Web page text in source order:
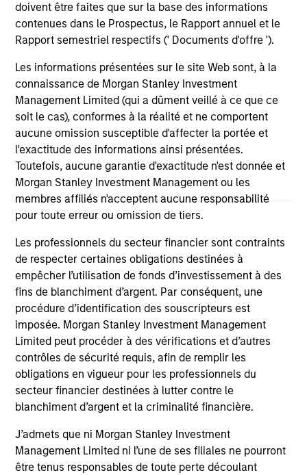
doivent être faites que sur la base des informations
contenues dans le Prospectus, le Rapport annuel et le
Rapport semestriel respectifs (' Documents d'offre ').
Les informations présentées sur le site Web sont, à la
connaissance de Morgan Stanley Investment
Management Limited (qui a dûment veillé à ce que ce
soit le cas), conformes à la réalité et ne comportent
aucune omission susceptible d'affecter la portée et
l'exactitude des informations ainsi présentées.
Toutefois, aucune garantie d'exactitude n'est donnée et
Morgan Stanley Investment Management ou les
membres affiliés n'acceptent aucune responsabilité
pour toute erreur ou omission de tiers.
Les professionnels du secteur financier sont contraints
de respecter certaines obligations destinées à
empêcher l’utilisation de fonds d’investissement à des
fins de blanchiment d’argent. Par conséquent, une
procédure d’identification des souscripteurs est
imposée. Morgan Stanley Investment Management
Limited peut procéder à des vérifications et d’autres
contrôles de sécurité requis, afin de remplir les
obligations en vigueur pour les professionnels du
secteur financier destinées à lutter contre le
blanchiment d’argent et la criminalité financière.
J’admets que ni Morgan Stanley Investment
Management Limited ni l’une de ses filiales ne pourront
être tenus responsables de toute perte découlant
ALTS IN FOCUS
Hedge Funds 2026 Midyear Outlook
As markets grow more complex and the
dispersion of outcomes increases, we believe
hedge funds will continue to play a valuable
role in investor portfolios through 2026,
offering the potential to enhance returns,
reduce volatility, and provide diversification
regardless of the market’s ultimate direction.
16-JUL-2026
May not represent all Team Members.
The information on this page is for informational
purposes only. The information contained herein does
not constitute and should not be construed as an
offering of advisory services or an offer to sell or a
solicitation of an offer to buy any securities in any
jurisdiction in which such offer or solicitation,
securities, insurance or other laws of such jurisdiction.
All investing involves risks, including a loss of principal.